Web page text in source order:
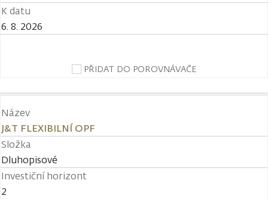
K datu
6. 8. 2026
PŘIDAT DO POROVNÁVAČE
Název
J&T FLEXIBILNÍ OPF
Složka
Dluhopisové
Investiční horizont
2